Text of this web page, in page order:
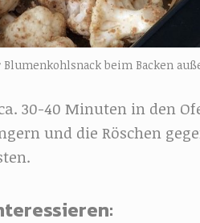
beim Backen
30-40 Minuten in den
und die Röschen